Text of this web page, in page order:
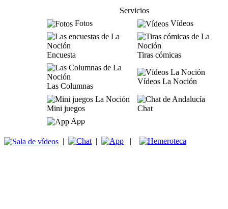
Servicios
Fotos
Vídeos
Encuesta Tiras cómicas
Las Columnas
Vídeos La Noción
Mini juegos
Chat
App
| | |